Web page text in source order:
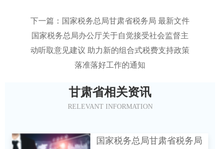
下一篇：国家税务总局甘肃省税务局 最新文件
国家税务总局办公厅关于自觉接受社会监督主
动听取意见建议 助力新的组合式税费支持政策
落准落好工作的通知
甘肃省相关资讯
RELEVANT INFORMATION
国家税务总局甘肃省税务局